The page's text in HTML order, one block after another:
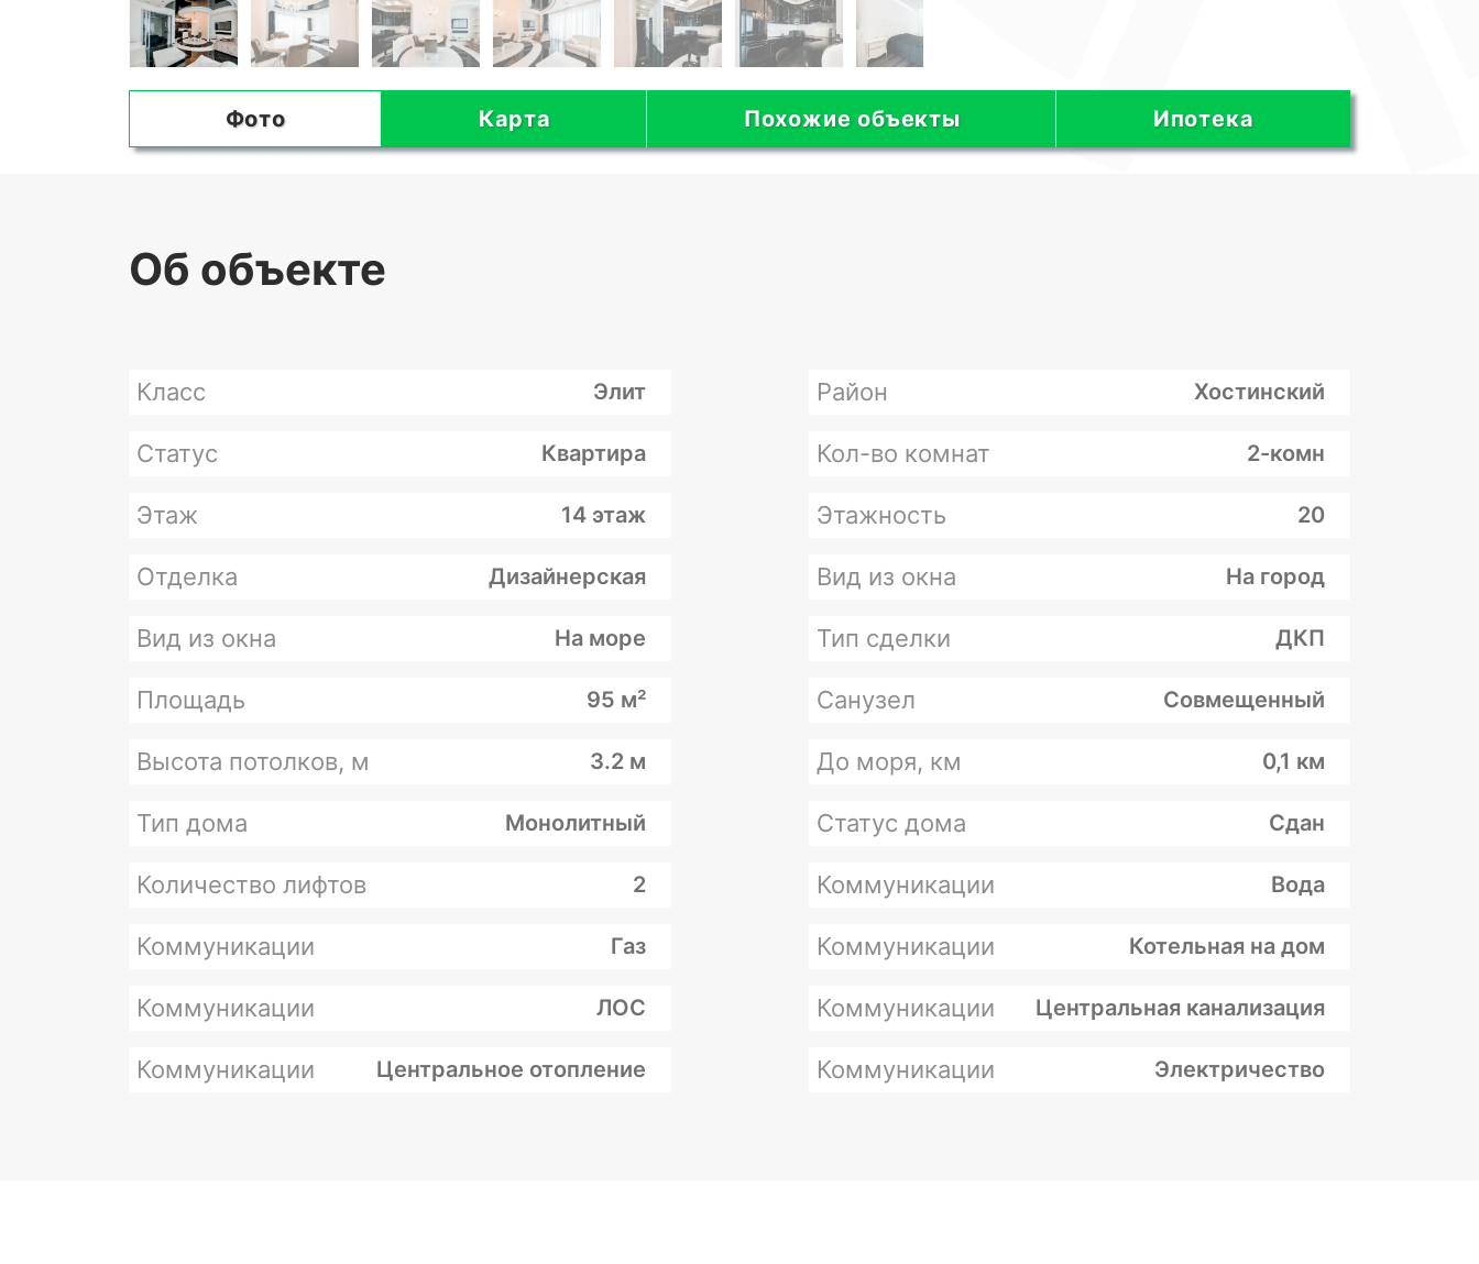
Фото Карта Похожие объекты Ипотека
Об объекте
Класс Элит Район Хостинский
Статус Квартира Кол-во комнат 2-комн
Этаж 14 этаж Этажность 20
Отделка Дизайнерская Вид из окна На город
Вид из окна На море Тип сделки ДКП
Площадь 95 м² Санузел Совмещенный
Высота потолков, м 3.2 м До моря, км 0,1 км
Тип дома Монолитный Статус дома Сдан
Количество лифтов 2 Коммуникации Вода
Коммуникации Газ Коммуникации Котельная на дом
Коммуникации ЛОС Коммуникации Центральная канализация
Коммуникации Центральное отопление Коммуникации Электричество